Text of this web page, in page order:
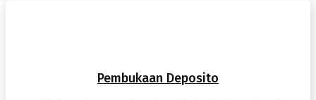
Pembukaan Deposito